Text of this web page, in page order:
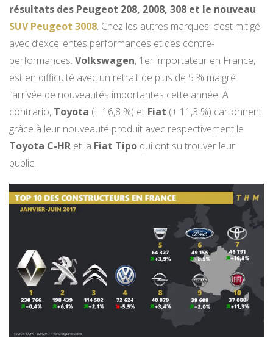
résultats des Peugeot 208, 2008, 308 et le nouveau
SUV Peugeot 3008. Chez les autres marques, c’est mitigé
avec d’excellentes performances et des contre-
performances. Volkswagen, 1er importateur en France,
est en difficulté avec un retrait de plus de 5 % malgré
l’arrivée de nouveautés importantes cette année. A
contrario, Toyota (+ 16,8 %) et Fiat (+ 11,3 %) cartonnent
grâce à leur nouveauté produit avec respectivement le
Toyota C-HR et la Fiat Tipo qui ont su trouver leur
public.